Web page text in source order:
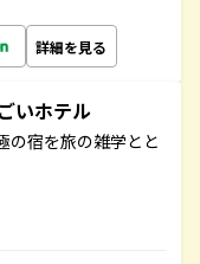
詳細を見る
いホテル
の宿を旅の雑学とと